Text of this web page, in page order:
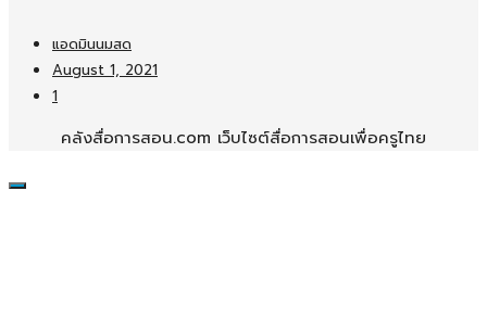
แอดมินนมสด
August 1, 2021
1
คลังสื่อการสอน.com เว็บไซต์สื่อการสอนเพื่อครูไทย